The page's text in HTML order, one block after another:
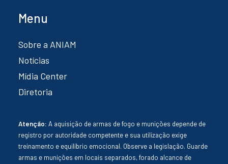
Menu
Sobre a ANIAM
Notícias
Mídia Center
Diretoria
Atenção: A aquisição de armas de fogo e munições depende de
registro por autoridade competente e sua utilização exige
treinamento e equilíbrio emocional. Observe a legislação. Guarde
armas e munições em locais separados, forado alcance de